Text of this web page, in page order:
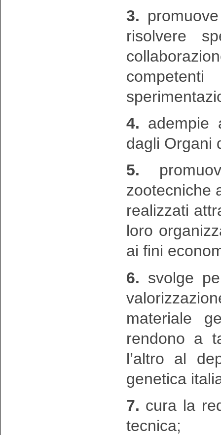
3.
risolvere
4. adempie
dagli Organi
5.
zootecniche
realizzati
loro
ai fini
6. svolge
materiale
rendono a
l’altro al
genetica
7. cura la
tecnica;